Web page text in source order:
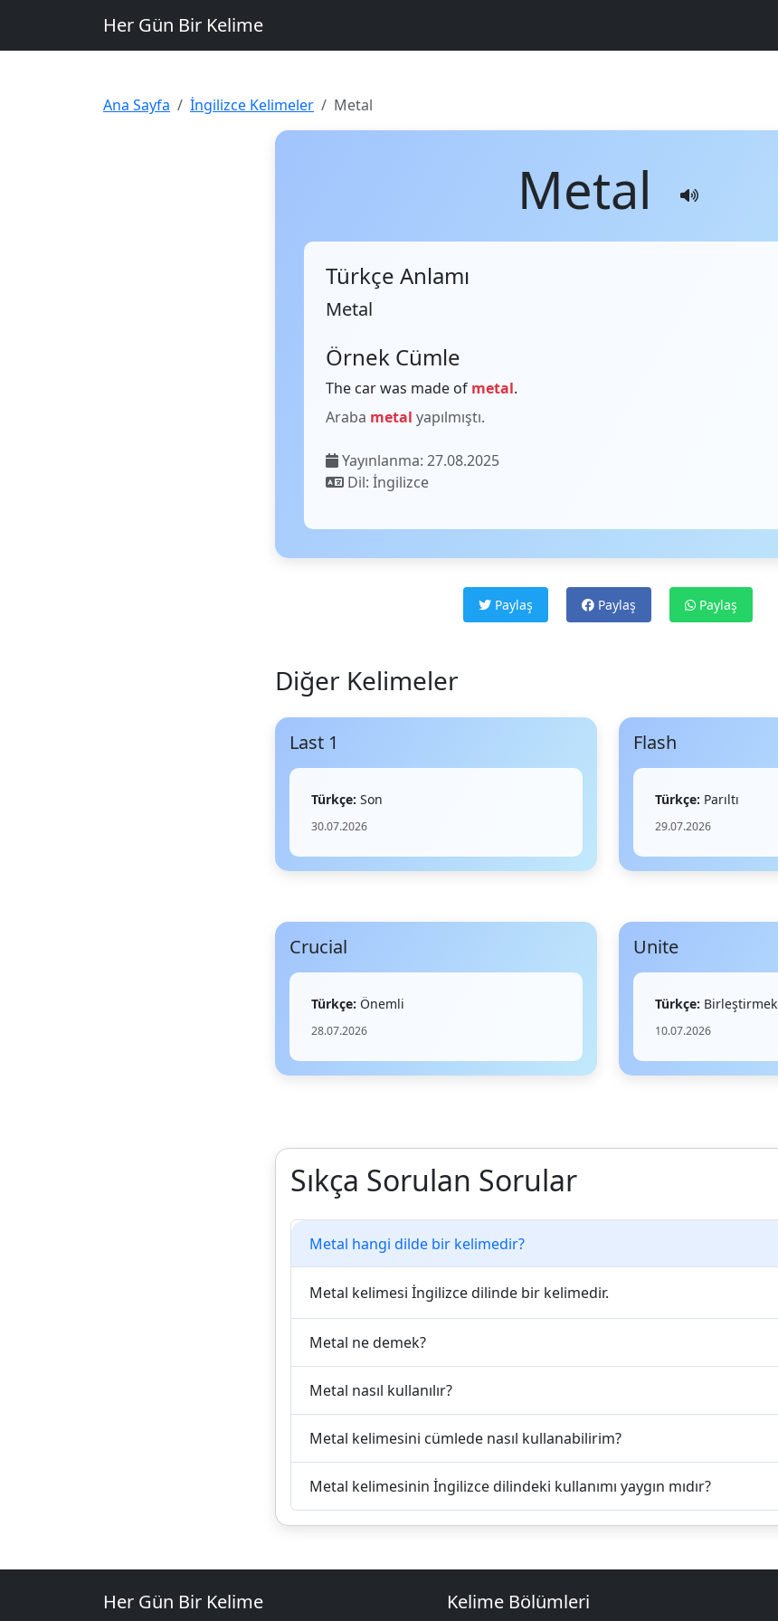
Her Gün Bir Kelime
Ana Sayfa İngilizce Kelimeler Metal
Metal
Türkçe Anlamı
Metal
Örnek Cümle
The car was made of metal.
Araba metal yapılmıştı.
Yayınlanma: 27.08.2025
Dil: İngilizce
Paylaş Paylaş Paylaş
Diğer Kelimeler
Last 1
Türkçe: Son
30.07.2026
Flash
Türkçe: Parıltı
29.07.2026
Crucial
Türkçe: Önemli
28.07.2026
Unite
Türkçe: Birleştirmek
10.07.2026
Sıkça Sorulan Sorular
Metal hangi dilde bir kelimedir?
Metal kelimesi İngilizce dilinde bir kelimedir.
Metal ne demek?
Metal nasıl kullanılır?
Metal kelimesini cümlede nasıl kullanabilirim?
Metal kelimesinin İngilizce dilindeki kullanımı yaygın mıdır?
Her Gün Bir Kelime Kelime Bölümleri